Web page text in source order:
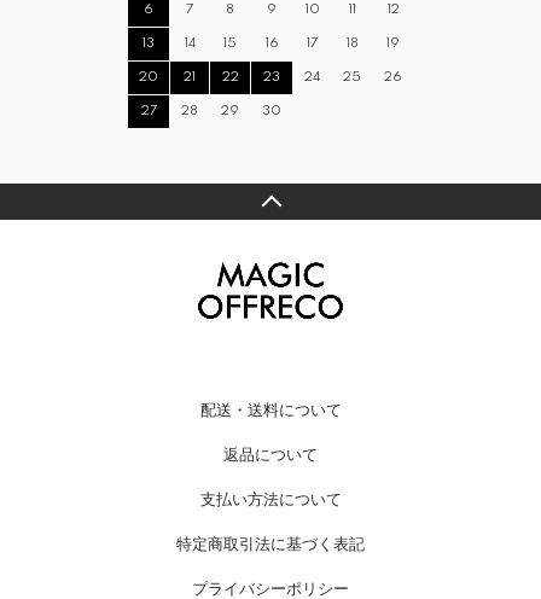
6 7 8 9 10 11 12
13 14 15 16 17 18 19
20 21 22 23 24 25 26
27 28 29 30
配送・送料について
返品について
支払い方法について
特定商取引法に基づく表記
プライバシーポリシー